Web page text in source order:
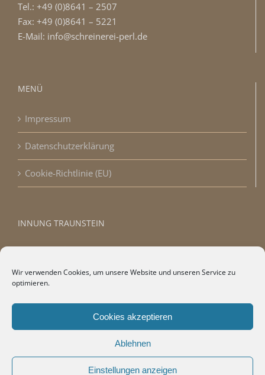
Wir verwenden Cookies, um unsere Website und unseren Service zu
optimieren.
Cookies akzeptieren
Ablehnen
Einstellungen anzeigen
Tel.: +49 (0)8641 – 2507
Fax: +49 (0)8641 – 5221
E-Mail: info@schreinerei-perl.de
MENÜ
Impressum
Datenschutzerklärung
Cookie-Richtlinie (EU)
INNUNG TRAUNSTEIN